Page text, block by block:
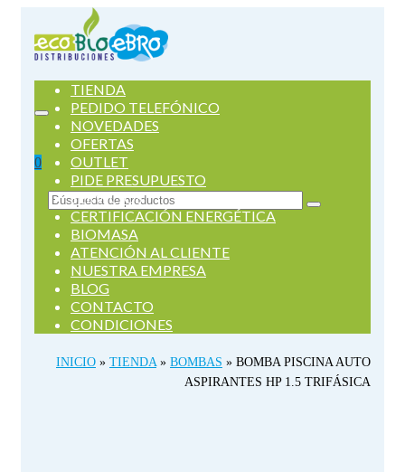
0
Buscar
por:
TIENDA
PEDIDO TELEFÓNICO
NOVEDADES
OFERTAS
OUTLET
PIDE PRESUPUESTO
SERVICIOS
CERTIFICACIÓN ENERGÉTICA
BIOMASA
ATENCIÓN AL CLIENTE
NUESTRA EMPRESA
BLOG
CONTACTO
CONDICIONES
INICIO » TIENDA » BOMBAS » BOMBA PISCINA AUTO
ASPIRANTES HP 1.5 TRIFÁSICA